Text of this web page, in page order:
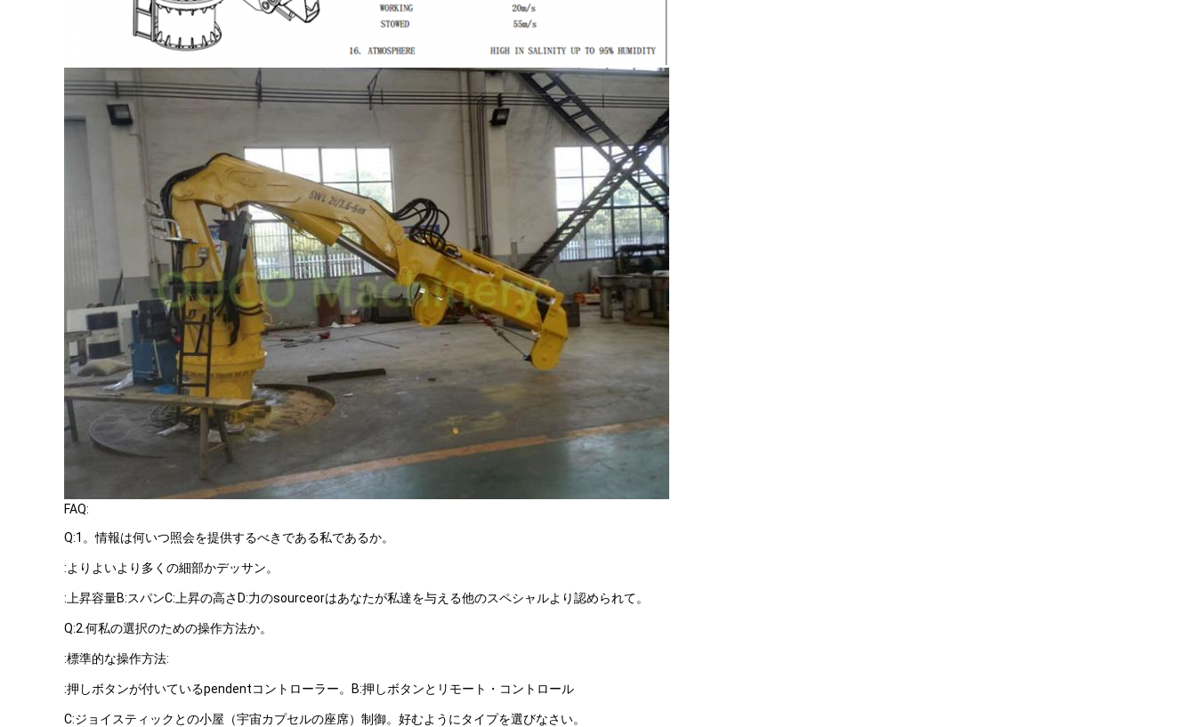
FAQ:
Q:1。情報は何いつ照会を提供するべきである私であるか。
:よりよいより多くの細部かデッサン。
:上昇容量B:スパンC:上昇の高さD:力のsourceorはあなたが私達を与える他のスペシャルより認められて。
Q:2.何私の選択のための操作方法か。
:標準的な操作方法:
:押しボタンが付いているpendentコントローラー。B:押しボタンとリモート・コントロール
C:ジョイスティックとの小屋（宇宙カプセルの座席）制御。好むようにタイプを選びなさい。